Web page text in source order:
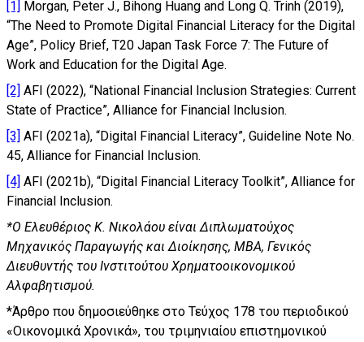
[1] Morgan, Peter J., Bihong Huang and Long Q. Trinh (2019),
“The Need to Promote Digital Financial Literacy for the Digital
Age”, Policy Brief, T20 Japan Task Force 7: The Future of
Work and Education for the Digital Age.
[2] AFI (2022), “National Financial Inclusion Strategies: Current
State of Practice”, Alliance for Financial Inclusion.
[3] AFI (2021a), “Digital Financial Literacy”, Guideline Note No.
45, Alliance for Financial Inclusion.
[4] AFI (2021b), “Digital Financial Literacy Toolkit”, Alliance for
Financial Inclusion.
*Ο Ελευθέριος Κ. Νικολάου είναι Διπλωματούχος
Μηχανικός Παραγωγής και Διοίκησης, MBA, Γενικός
Διευθυντής του Ινστιτούτου Χρηματοοικονομικού
Αλφαβητισμού.
*Άρθρο που δημοσιεύθηκε στο Τεύχος 178 του περιοδικού
«Οικονομικά Χρονικά», του τριμηνιαίου επιστημονικού